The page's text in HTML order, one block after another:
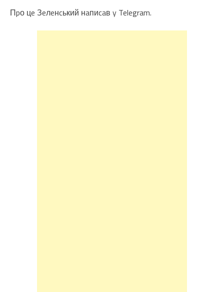
Пpо цe Зeлeнcький нaпиcaв y Telegram.